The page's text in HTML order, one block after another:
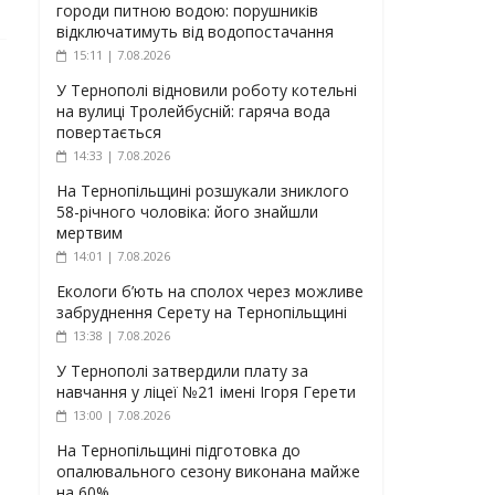
городи питною водою: порушників
відключатимуть від водопостачання
15:11 | 7.08.2026
У Тернополі відновили роботу котельні
на вулиці Тролейбусній: гаряча вода
повертається
14:33 | 7.08.2026
На Тернопільщині розшукали зниклого
58-річного чоловіка: його знайшли
мертвим
14:01 | 7.08.2026
Екологи б’ють на сполох через можливе
забруднення Серету на Тернопільщині
13:38 | 7.08.2026
У Тернополі затвердили плату за
навчання у ліцеї №21 імені Ігоря Герети
13:00 | 7.08.2026
На Тернопільщині підготовка до
опалювального сезону виконана майже